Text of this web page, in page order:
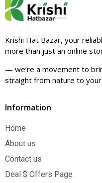
Krishi Hat Bazar, your
more than just an online
— we’re a movement to
straight from nature to your
Information
Home
About us
Contact us
Deal $ Offers Page